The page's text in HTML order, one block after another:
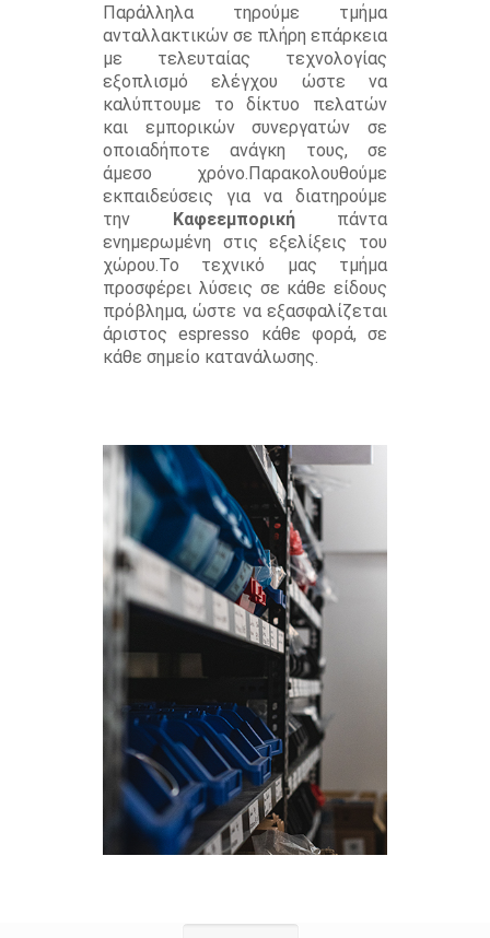
Παράλληλα τηρούμε τμήμα
ανταλλακτικών σε πλήρη επάρκεια
με τελευταίας τεχνολογίας
εξοπλισμό ελέγχου ώστε να
καλύπτουμε το δίκτυο πελατών
και εμπορικών συνεργατών σε
οποιαδήποτε ανάγκη τους, σε
άμεσο χρόνο.Παρακολουθούμε
εκπαιδεύσεις για να διατηρούμε
την Καφεεμπορικήπάντα
ενημερωμένη στις εξελίξεις του
χώρου.Το τεχνικό μας τμήμα
προσφέρει λύσεις σε κάθε είδους
πρόβλημα, ώστε να εξασφαλίζεται
άριστος espresso κάθε φορά, σε
κάθε σημείο κατανάλωσης.